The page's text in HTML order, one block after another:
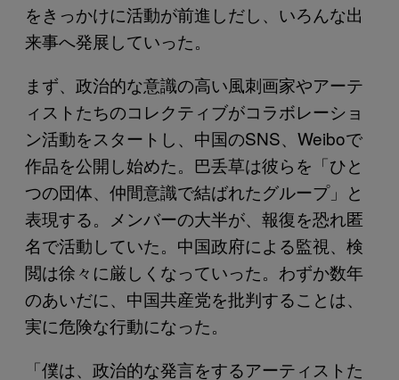
をきっかけに活動が前進しだし、いろんな出
来事へ発展していった。
まず、政治的な意識の高い風刺画家やアーテ
ィストたちのコレクティブがコラボレーショ
ン活動をスタートし、中国のSNS、Weiboで
作品を公開し始めた。巴丢草は彼らを「ひと
つの団体、仲間意識で結ばれたグループ」と
表現する。メンバーの大半が、報復を恐れ匿
名で活動していた。中国政府による監視、検
閲は徐々に厳しくなっていった。わずか数年
のあいだに、中国共産党を批判することは、
実に危険な行動になった。
「僕は、政治的な発言をするアーティストた